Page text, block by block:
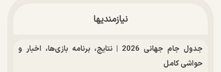
نیازمندیها
جدول جام جهانی 2026 | نتایج، برنامه بازی‌ها، اخبار و
حواشی کامل